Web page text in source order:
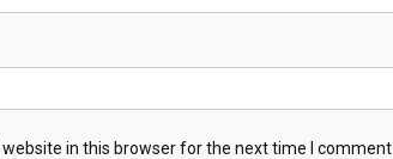
in this browser for the next time I comment.